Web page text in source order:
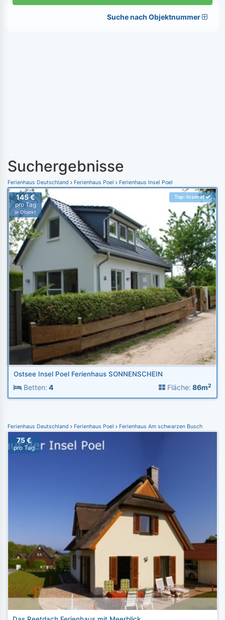
Suche nach Objektnummer
Suchergebnisse
Ferienhaus Deutschland Ferienhaus Poel Ferienhaus Insel Poel
145 €
pro Tag
je Objekt
Top-Inserat
Ostsee Insel Poel Ferienhaus SONNENSCHEIN
Betten: 4 Fläche: 86m2
Ferienhaus Deutschland Ferienhaus Poel Ferienhaus Am schwarzen Busch
75 €
pro Tag